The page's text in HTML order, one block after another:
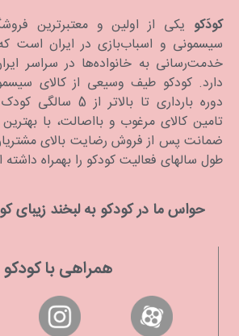
کودَکو یکی از اولین و معتبرترین
خدمت‌رسانی به خانواده‌ها در سراسر
دارد. كودكو طیف وسیعی از کالای
دوره بارداری تا
تامین کالای مرغوب و بااصالت، با
ضمانت پس از فروش رضایت بالای
طول سالهای فعالیت کودکو را بهمراه
حواس ما در كودكو به لبخند
همراهی با کودکو